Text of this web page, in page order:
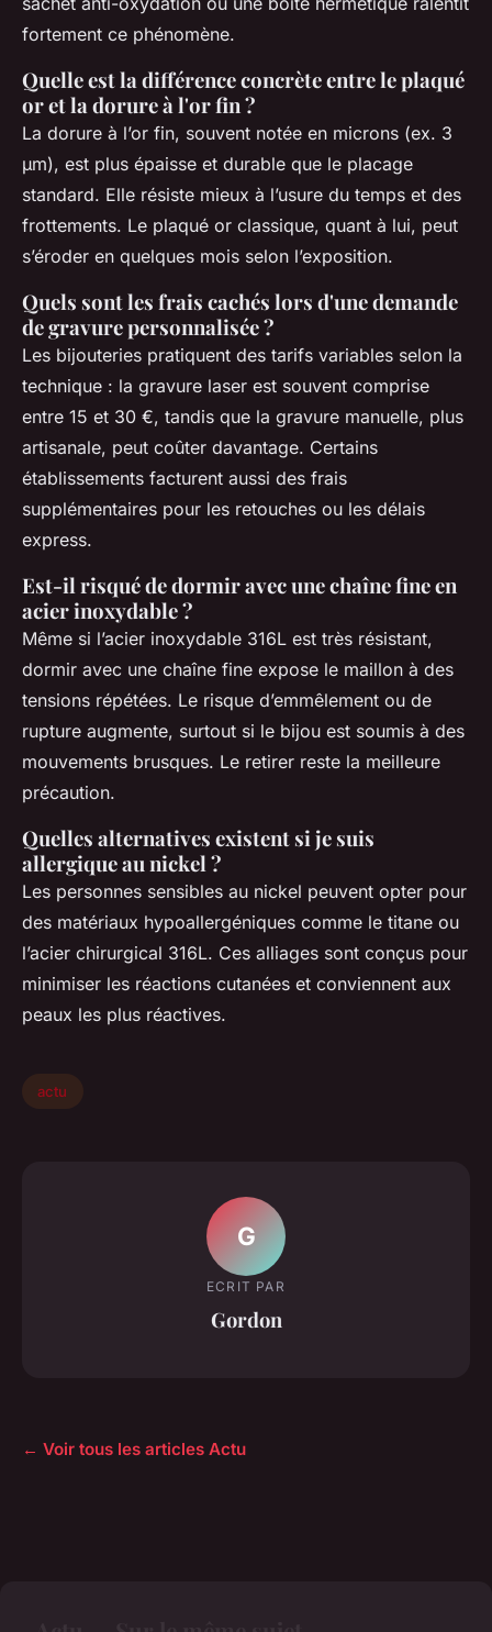
fortement ce phénomène.
Quelle est la différence concrète entre le plaqué
or et la dorure à l'or fin ?
La dorure à l’or fin, souvent notée en microns (ex. 3
µm), est plus épaisse et durable que le placage
standard. Elle résiste mieux à l’usure du temps et des
frottements. Le plaqué or classique, quant à lui, peut
s’éroder en quelques mois selon l’exposition.
Quels sont les frais cachés lors d'une demande
de gravure personnalisée ?
Les bijouteries pratiquent des tarifs variables selon la
technique : la gravure laser est souvent comprise
entre 15 et 30 €, tandis que la gravure manuelle, plus
artisanale, peut coûter davantage. Certains
établissements facturent aussi des frais
supplémentaires pour les retouches ou les délais
express.
Est-il risqué de dormir avec une chaîne fine en
acier inoxydable ?
Même si l’acier inoxydable 316L est très résistant,
dormir avec une chaîne fine expose le maillon à des
tensions répétées. Le risque d’emmêlement ou de
rupture augmente, surtout si le bijou est soumis à des
mouvements brusques. Le retirer reste la meilleure
précaution.
Quelles alternatives existent si je suis
allergique au nickel ?
Les personnes sensibles au nickel peuvent opter pour
des matériaux hypoallergéniques comme le titane ou
l’acier chirurgical 316L. Ces alliages sont conçus pour
minimiser les réactions cutanées et conviennent aux
peaux les plus réactives.
actu
G
ECRIT PAR
Gordon
← Voir tous les articles Actu